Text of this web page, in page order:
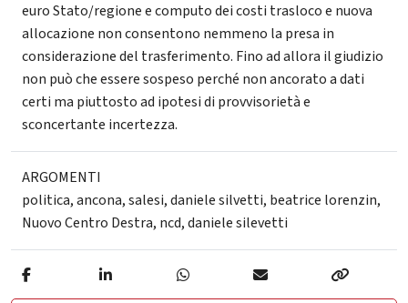
euro Stato/regione e computo dei costi trasloco e nuova
allocazione non consentono nemmeno la presa in
considerazione del trasferimento. Fino ad allora il giudizio
non può che essere sospeso perché non ancorato a dati
certi ma piuttosto ad ipotesi di provvisorietà e
sconcertante incertezza.
ARGOMENTI
politica,ancona,salesi,daniele silvetti, beatrice lorenzin,
Nuovo Centro Destra, ncd,daniele silevetti